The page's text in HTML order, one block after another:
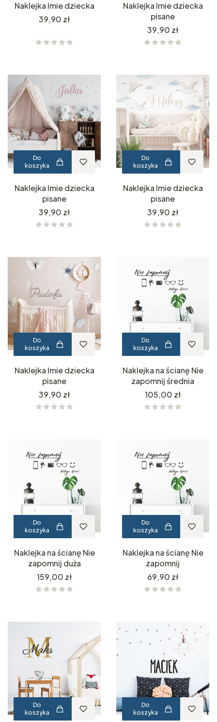
Naklejka Imie dziecka
Cena
39,90 zł
Naklejka Imie dziecka
pisane
Cena
39,90 zł
Do
koszyka
Naklejka Imie dziecka
pisane
Cena
39,90 zł
Do
koszyka
Naklejka Imie dziecka
pisane
Cena
39,90 zł
Do
koszyka
Naklejka Imie dziecka
pisane
Cena
39,90 zł
Do
koszyka
Naklejka na ścianę Nie
zapomnij średnia
Cena
105,00 zł
Do
koszyka
Naklejka na ścianę Nie
zapomnij duża
Cena
159,00 zł
Do
koszyka
Naklejka na ścianę Nie
zapomnij
Cena
69,90 zł
Do
koszyka
Do
koszyka